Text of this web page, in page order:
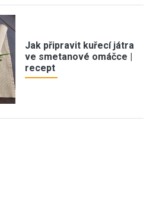
Jak připravit kuřecí játra
ve smetanové omáčce |
recept